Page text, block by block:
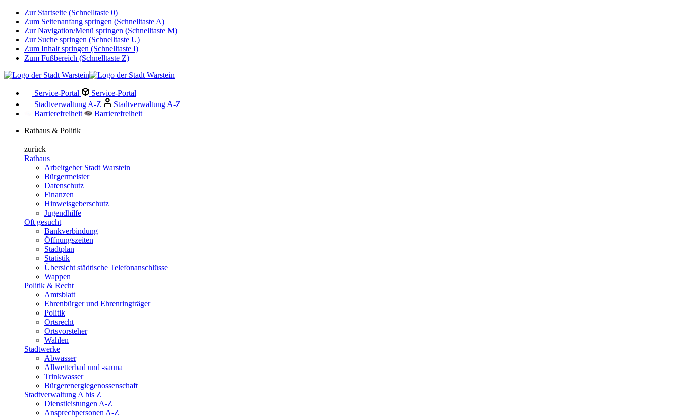
Zur Startseite (Schnelltaste 0)
Zum Seitenanfang springen (Schnelltaste A)
Zur Navigation/Menü springen (Schnelltaste M)
Zur Suche springen (Schnelltaste U)
Zum Inhalt springen (Schnelltaste I)
Zum Fußbereich (Schnelltaste Z)
Service-Portal
Service-Portal
Stadtverwaltung A-Z
Stadtverwaltung A-Z
Barrierefreiheit
Barrierefreiheit
Rathaus & Politik
zurück
Rathaus
Arbeitgeber Stadt Warstein
Bürgermeister
Datenschutz
Finanzen
Hinweisgeberschutz
Jugendhilfe
Oft gesucht
Bankverbindung
Öffnungszeiten
Stadtplan
Statistik
Übersicht städtische Telefonanschlüsse
Wappen
Politik & Recht
Amtsblatt
Ehrenbürger und Ehrenringträger
Politik
Ortsrecht
Ortsvorsteher
Wahlen
Stadtwerke
Abwasser
Allwetterbad und -sauna
Trinkwasser
Bürgerenergiegenossenschaft
Stadtverwaltung A bis Z
Dienstleistungen A-Z
Ansprechpersonen A-Z